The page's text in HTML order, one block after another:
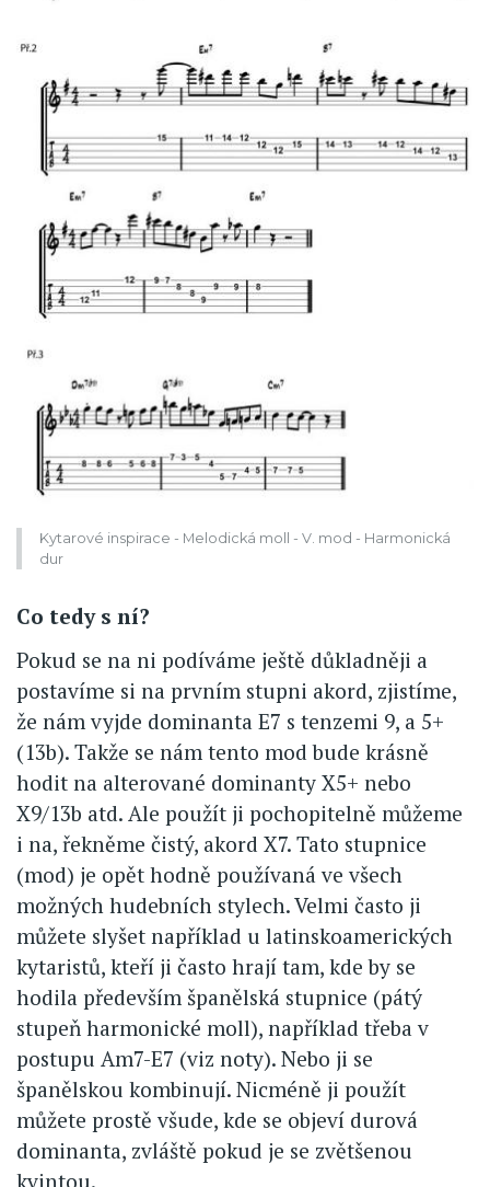
Kytarové inspirace - Melodická moll - V. mod - Harmonická
dur
Co tedy s ní?
Pokud se na ni podíváme ještě důkladněji a
postavíme si na prvním stupni akord, zjistíme,
že nám vyjde dominanta E7 s tenzemi 9, a 5+
(13b). Takže se nám tento mod bude krásně
hodit na alterované dominanty X5+ nebo
X9/13b atd. Ale použít ji pochopitelně můžeme
i na, řekněme čistý, akord X7. Tato stupnice
(mod) je opět hodně používaná ve všech
možných hudebních stylech. Velmi často ji
můžete slyšet například u latinskoamerických
kytaristů, kteří ji často hrají tam, kde by se
hodila především španělská stupnice (pátý
stupeň harmonické moll), například třeba v
postupu Am7-E7 (viz noty). Nebo ji se
španělskou kombinují. Nicméně ji použít
můžete prostě všude, kde se objeví durová
dominanta, zvláště pokud je se zvětšenou
kvintou.